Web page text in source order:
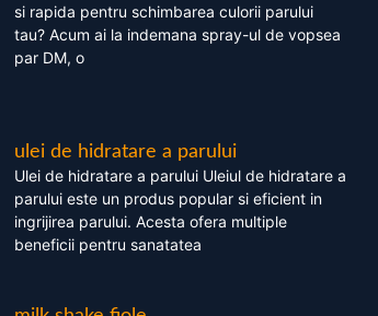
si rapida pentru schimbarea culorii parului
tau? Acum ai la indemana spray-ul de vopsea
par DM, o
ulei de hidratare a parului
Ulei de hidratare a parului Uleiul de hidratare a
parului este un produs popular si eficient in
ingrijirea parului. Acesta ofera multiple
beneficii pentru sanatatea